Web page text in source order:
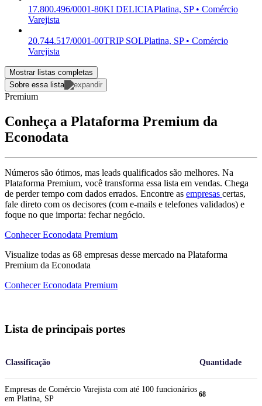
17.800.496/0001-80KI DELICIAPlatina, SP • Comércio
Varejista
20.744.517/0001-00TRIP SOLPlatina, SP • Comércio
Varejista
Mostrar listas completas
Sobre essa lista
Premium
Conheça a Plataforma Premium da
Econodata
Números são ótimos, mas leads qualificados são melhores. Na
Plataforma Premium, você transforma essa lista em vendas. Chega
de perder tempo com dados errados. Encontre as empresas certas,
fale direto com os decisores (com e-mails e telefones validados) e
foque no que importa: fechar negócio.
Conhecer Econodata Premium
Visualize todas as 68 empresas desse mercado na Plataforma
Premium da Econodata
Conhecer Econodata Premium
Lista de principais portes
Classificação Quantidade
Empresas de Comércio Varejista com até 100 funcionários
em Platina, SP
68